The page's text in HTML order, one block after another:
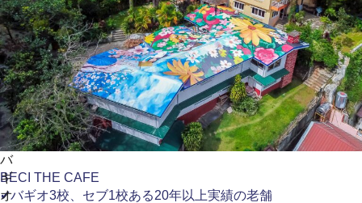
バ
ギ
オ
BECI THE CAFE
✔バギオ3校、セブ1校ある20年以上実績の老舗